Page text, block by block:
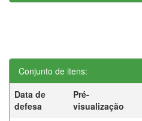
Conjunto de itens:
Data de
defesa
Pré-
visualização